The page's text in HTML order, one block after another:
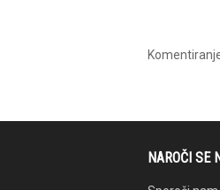
NAROČI SE